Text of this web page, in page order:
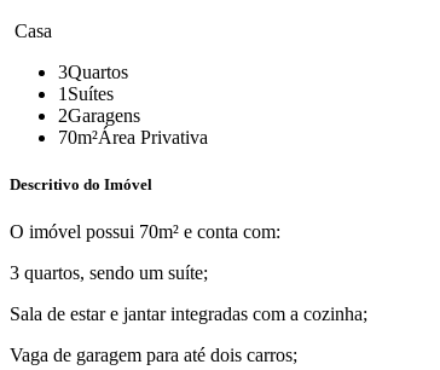
Casa
3Quartos
1 Suítes
2Garagens
70m²Área Privativa
Descritivo do Imóvel
O imóvel possui 70m² e conta com:
3 quartos, sendo um suíte;
Sala de estar e jantar integradas com a cozinha;
Vaga de garagem para até dois carros;